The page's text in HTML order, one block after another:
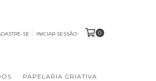
SE INICIAR SESSÃO 0
PAPELARIA CRIATIVA